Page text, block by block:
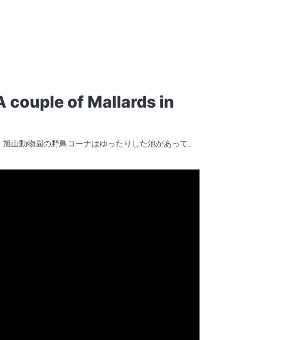
couple of Mallards in
山動物園の野鳥コーナはゆったりした池があって、